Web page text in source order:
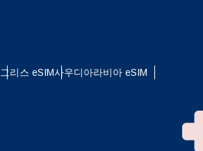
그리스 eSIM사우디아라비아 eSIM